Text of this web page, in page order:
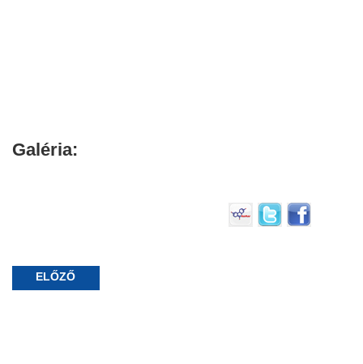
Galéria:
ELŐZŐ